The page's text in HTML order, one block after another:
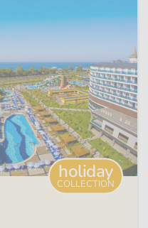
holiday
COLLECTION